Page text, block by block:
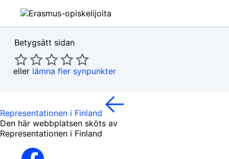
Betygsätt sidan
eller lämna fler synpunkter
Representationen i Finland
Den här webbplatsen sköts av
Representationen i Finland